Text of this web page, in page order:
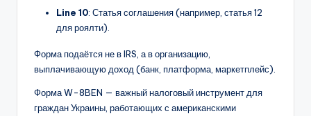
Line 10: Статья соглашения (например, статья 12
для роялти).
Форма подаётся не в IRS, а в организацию,
выплачивающую доход (банк, платформа, маркетплейс).
Форма W-8BEN — важный налоговый инструмент для
граждан Украины, работающих с американскими